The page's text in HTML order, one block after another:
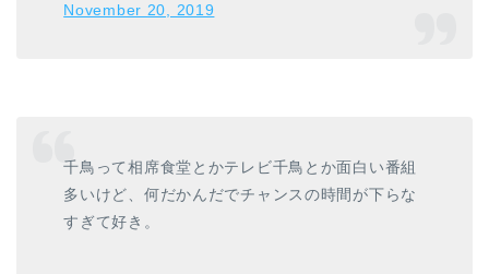
November 20, 2019
千鳥って相席食堂とかテレビ千鳥とか面白い番組
多いけど、何だかんだでチャンスの時間が下らな
すぎて好き。